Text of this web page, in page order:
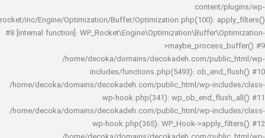
rocket/inc/Engine/Optimization/Buffer/Optimization.php(100):
#8 [internal function]:
/home/decoka/domains/decokadeh.com/
includes/functions.php(5493):
/home/decoka/domains/decokadeh.com/public_html/wp-
wp-hook.php(341):
/home/decoka/domains/decokadeh.com/public_html/wp-
wp-hook.php(365): WP_Hook-